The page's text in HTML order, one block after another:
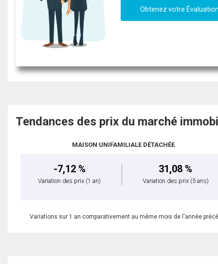
Obtenez votre
Tendances des prix du marché
MAISON UNIFAMILIALE DÉTACHÉE
-7,12 %
Variation des prix (1 an)
31,08 %
Variation des prix (5 ans)
Variations sur 1 an comparativement au même mois de l'année